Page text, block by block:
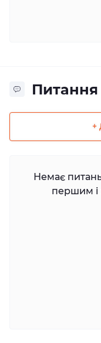
Питання
+
Немає
першим і